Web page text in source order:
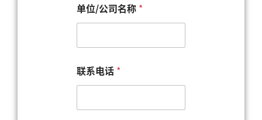
单位/公司名称 *
联系电话 *